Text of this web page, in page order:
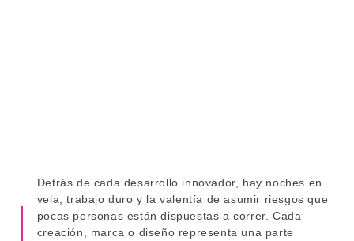
Detrás de cada desarrollo innovador, hay noches en
vela, trabajo duro y la valentía de asumir riesgos que
pocas personas están dispuestas a correr. Cada
creación, marca o diseño representa una parte